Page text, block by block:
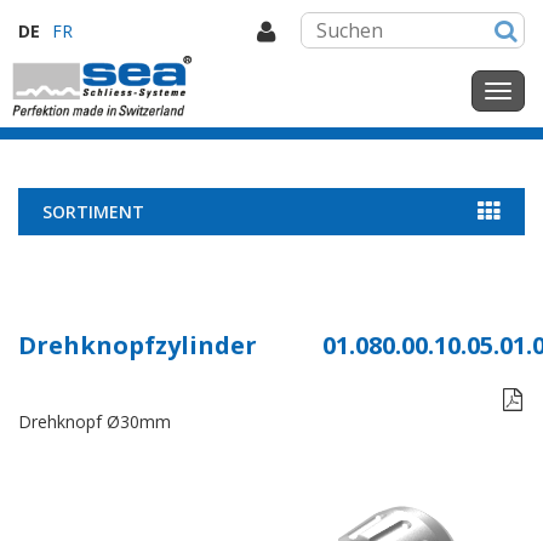
DE FR
SORTIMENT
Drehknopfzylinder

Drehknopf Ø30mm